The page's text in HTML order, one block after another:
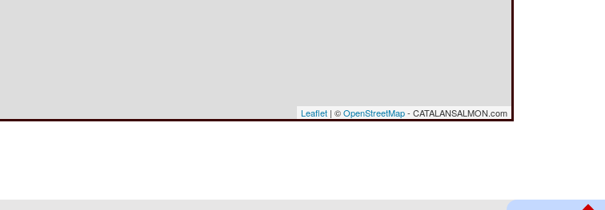
Leaflet | ©OpenStreetMap- CATALANSALMON.com